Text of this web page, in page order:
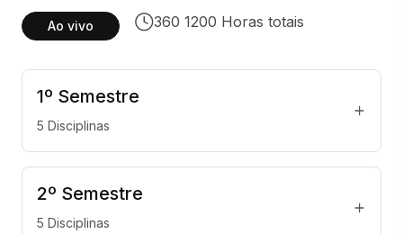
Ao vivo 360 1200 Horas totais
1º Semestre
5 Disciplinas
2º Semestre
5 Disciplinas